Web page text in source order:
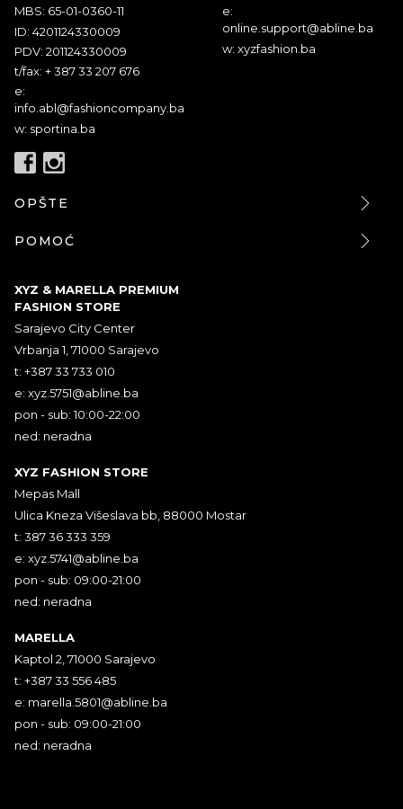
MBS: 65-01-0360-11
ID: 4201124330009
PDV: 201124330009
t/fax: + 387 33 207 676
e:
info.abl@fashioncompany.ba
w: sportina.ba
e:
online.support@abline.ba
w: xyzfashion.ba
OPŠTE
POMOĆ
XYZ & MARELLA PREMIUM
FASHION STORE
Sarajevo City Center
Vrbanja 1, 71000 Sarajevo
t: +387 33 733 010
e: xyz.5751@abline.ba
pon - sub: 10:00-22:00
ned: neradna
XYZ FASHION STORE
Mepas Mall
Ulica Kneza Višeslava bb, 88000 Mostar
t: 387 36 333 359
e: xyz.5741@abline.ba
pon - sub: 09:00-21:00
ned: neradna
MARELLA
Kaptol 2, 71000 Sarajevo
t: +387 33 556 485
e: marella.5801@abline.ba
pon - sub: 09:00-21:00
ned: neradna